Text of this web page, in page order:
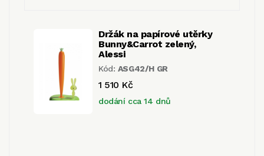
Držák na papírové utěrky
Bunny&Carrot zelený,
Alessi
Kód: ASG42/H GR
1 510 Kč
dodání cca 14 dnů